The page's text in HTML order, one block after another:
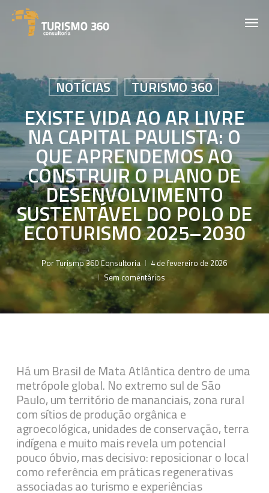
Skip
NOTÍCIAS TURISMO 360
EXISTE VIDA AO AR LIVRE
NA CAPITAL PAULISTA: O
QUE APRENDEMOS AO
CONSTRUIR O PLANO DE
DESENVOLVIMENTO
SUSTENTÁVEL DO POLO DE
ECOTURISMO 2025–2030
PorTurismo 360 Consultoria
4 de fevereiro de 2026
Sem comentários
Há um Brasil de Mata Atlântica dentro de uma
metrópole global. No extremo sul de São
Paulo, um território de mananciais, zona rural
com sítios de produção orgânica e
agroecológica, unidades de conservação, terra
indígena e muito mais revela um potencial
pouco óbvio, mas decisivo: reposicionar o local
como referência em práticas regenerativas
associadas ao turismo e experiências